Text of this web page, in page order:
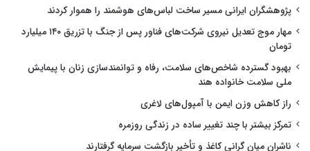
پژوهشگران ایرانی مسیر ساخت لباس‌های هوشمند را هموار کردند
مهار موج تعدیل نیروی شرکت‌های فناور پس از جنگ با تزریق ۱۴۰ میلیارد
تومان
بهبود گسترده شاخص‌های سلامت، رفاه و توانمندسازی زنان با پیمایش
ملی سلامت خانواده هند
راز کاهش وزن ایمن با آمپول‌های لاغری
تمرکز بیشتر با چند تغییر ساده در زندگی روزمره
ناشران میان گرانی کاغذ و تأخیر بازگشت سرمایه گرفتارند